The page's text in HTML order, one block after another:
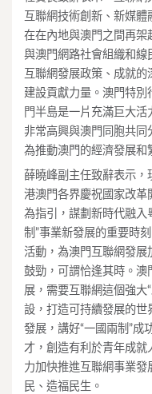
互聯網技術創新、新媒
在在內地與澳門之間再架
與澳門網路社會組織和線
互聯網發展政策、成就
建設貢獻力量。澳門特
門半島是一片充滿巨大
非常高興與澳門同胞共同
為推動澳門的經濟發展和
薛曉峰副主任致辭表示
港澳門各界慶祝國家改
為指引，謀劃新時代融入
制”事業新發展的重要時
活動，為澳門互聯網發展
鼓勁，可謂恰逢其時。
展，需要互聯網這個強大
設，打造可持續發展的世
發展，講好“一國兩制”成
才，創造有利於青年成就
力加快推進互聯網事業
民、造福民生。